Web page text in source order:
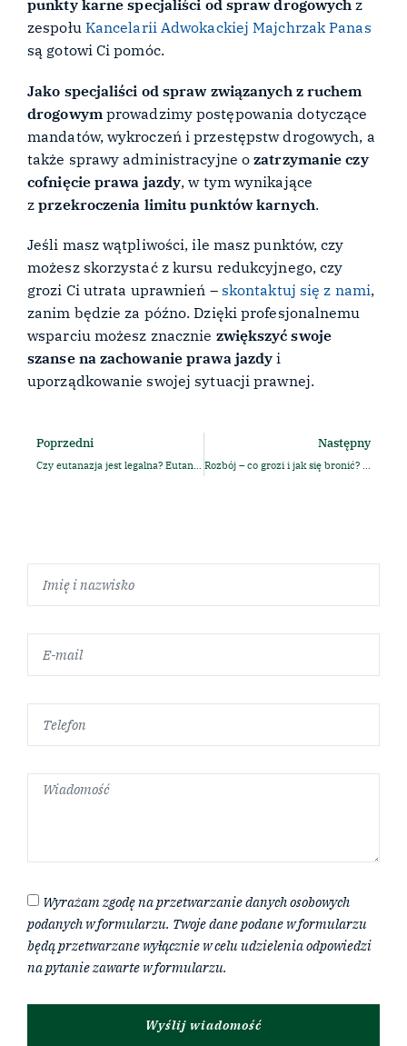
punkty karne specjaliści od spraw drogowych z
zespołu Kancelarii Adwokackiej Majchrzak Panas
są gotowi Ci pomóc.
Jako specjaliści od spraw związanych z ruchem
drogowym prowadzimy postępowania dotyczące
mandatów, wykroczeń i przestępstw drogowych, a
także sprawy administracyjne ozatrzymanie czy
cofnięcie prawa jazdy, w tym wynikające
zprzekroczenia limitu punktów karnych.
Jeśli masz wątpliwości, ile masz punktów, czy
możesz skorzystać z kursu redukcyjnego, czy
grozi Ci utrata uprawnień – skontaktuj się z nami,
zanim będzie za późno. Dzięki profesjonalnemu
wsparciu możesz znacznie zwiększyć swoje
szanse na zachowanie prawa jazdy i
uporządkowanie swojej sytuacji prawnej.
Poprzedni
Czy eutanazja jest legalna? Eutanazja czynna, bierna i pomoc do samobójstwa w polskim prawie
Następny
Rozbój – co grozi i jak się bronić? Kara, odpowiedzialność karna i obrona adwokata.
Wyrażam zgodę na przetwarzanie danych osobowych
podanych w formularzu. Twoje dane podane w formularzu
będą przetwarzane wyłącznie w celu udzielenia odpowiedzi
na pytanie zawarte w formularzu.
Wyślij wiadomość